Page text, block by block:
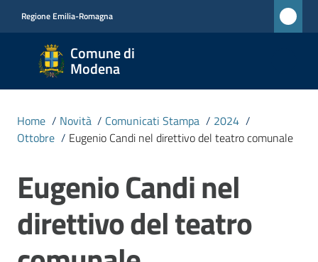
Regione Emilia-Romagna
Comune di
Modena
Comune
di
Modena
CIVICA
MONET
Amministrazione
Home / Novità / Comunicati Stampa / 2024 /
Ottobre / Eugenio Candi nel direttivo del teatro comunale
Salta al contenuto
Eugenio Candi nel
direttivo del teatro